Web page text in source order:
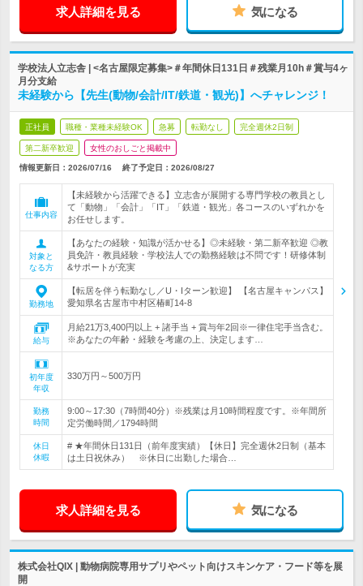
求人詳細を見る 気になる
学校法人立志舎 | <名古屋限定募集>＃年間休日131日＃残業月10h＃賞与4ヶ
月分支給
未経験から【先生(動物/会計/IT/鉄道・観光)】へチャレンジ！
正社員 職種・業種未経験OK 急募 転勤なし 完全週休2日制
第二新卒歓迎 女性のおしごと掲載中
情報更新日：2026/07/16 終了予定日： 2026/08/27
仕事内容
【未経験から活躍できる】立志舎が展開する専門学校の教員とし
て「動物」「会計」「IT」「鉄道・観光」各コースのいずれかを
お任せします。
対象と
なる方
【あなたの経験・知識が活かせる】◎未経験・第二新卒歓迎 ◎教
員免許・教員経験・学校法人での勤務経験は不問です！研修体制
&サポートが充実
勤務地
【転居を伴う転勤なし／U・Iターン歓迎】 【名古屋キャンパス】
愛知県名古屋市中村区椿町14-8
給与
月給21万3,400円以上 + 諸手当 + 賞与年2回※一律住宅手当含む。
※あなたの年齢・経験を考慮の上、決定します…
初年度
年収
330万円～500万円
勤務
時間
9:00～17:30（7時間40分）※残業は月10時間程度です。※年間所
定労働時間／1794時間
休日
休暇
# ★年間休日131日（前年度実績）【休日】完全週休2日制（基本
は土日祝休み） ※休日に出勤した場合…
求人詳細を見る 気になる
株式会社QIX | 動物病院専用サプリやペット向けスキンケア・フード等を展
開